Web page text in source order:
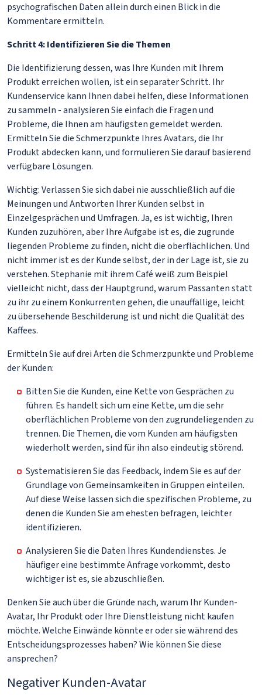
psychografischen Daten allein durch einen Blick in die
Kommentare ermitteln.
Schritt 4: Identifizieren Sie die Themen
Die Identifizierung dessen, was Ihre Kunden mit Ihrem
Produkt erreichen wollen, ist ein separater Schritt. Ihr
Kundenservice kann Ihnen dabei helfen, diese Informationen
zu sammeln - analysieren Sie einfach die Fragen und
Probleme, die Ihnen am häufigsten gemeldet werden.
Ermitteln Sie die Schmerzpunkte Ihres Avatars, die Ihr
Produkt abdecken kann, und formulieren Sie darauf basierend
verfügbare Lösungen.
Wichtig: Verlassen Sie sich dabei nie ausschließlich auf die
Meinungen und Antworten Ihrer Kunden selbst in
Einzelgesprächen und Umfragen. Ja, es ist wichtig, Ihren
Kunden zuzuhören, aber Ihre Aufgabe ist es, die zugrunde
liegenden Probleme zu finden, nicht die oberflächlichen. Und
nicht immer ist es der Kunde selbst, der in der Lage ist, sie zu
verstehen. Stephanie mit ihrem Café weiß zum Beispiel
vielleicht nicht, dass der Hauptgrund, warum Passanten statt
zu ihr zu einem Konkurrenten gehen, die unauffällige, leicht
zu übersehende Beschilderung ist und nicht die Qualität des
Kaffees.
Ermitteln Sie auf drei Arten die Schmerzpunkte und Probleme
der Kunden:
Bitten Sie die Kunden, eine Kette von Gesprächen zu
führen. Es handelt sich um eine Kette, um die sehr
oberflächlichen Probleme von den zugrundeliegenden zu
trennen. Die Themen, die vom Kunden am häufigsten
wiederholt werden, sind für ihn also eindeutig störend.
Systematisieren Sie das Feedback, indem Sie es auf der
Grundlage von Gemeinsamkeiten in Gruppen einteilen.
Auf diese Weise lassen sich die spezifischen Probleme, zu
denen die Kunden Sie am ehesten befragen, leichter
identifizieren.
Analysieren Sie die Daten Ihres Kundendienstes. Je
häufiger eine bestimmte Anfrage vorkommt, desto
wichtiger ist es, sie abzuschließen.
Denken Sie auch über die Gründe nach, warum Ihr Kunden-
Avatar, Ihr Produkt oder Ihre Dienstleistung nicht kaufen
möchte. Welche Einwände könnte er oder sie während des
Entscheidungsprozesses haben? Wie können Sie diese
ansprechen?
Negativer Kunden-Avatar